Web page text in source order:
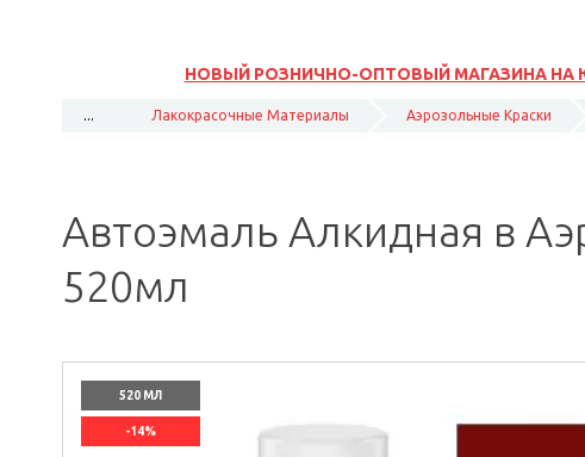
МАГАЗИНА НА ЮЖНОМ ШОССЕ, 37К1, ЛИТ Б
... Лакокрасочные Материалы Аэрозольные Краски
Автоэмаль Алкидная в
520мл
520 МЛ
-14%